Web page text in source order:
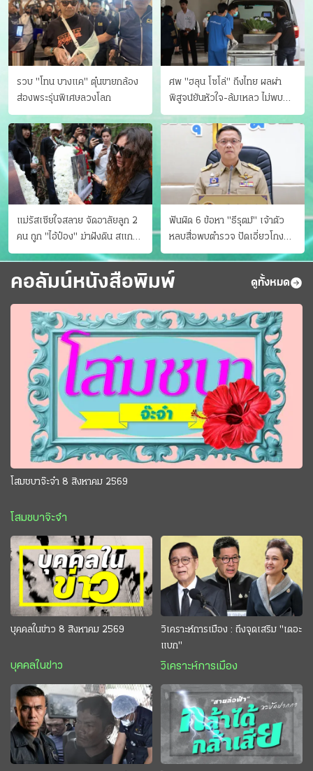
รวบ "โทน บางแค" ตุ๋นขายกล้อง
ส่องพระรุ่นพิเศษลวงโลก
ศพ "ฮลุน โซโล่" ถึงไทย ผลผ่า
พิสูจน์ยันหัวใจ-ล้มเหลว ไม่พบ
บาดแผล
แม่รัสเซียใจสลาย จัดอาลัยลูก 2
คน ถูก "ไอ้ป๋อง" ฆ่าฝังดิน สแกน
ไม่มีศพเพิ่ม
ฟันผิด 6 ข้อหา "ธีรุตม์" เจ้าตัว
หลบสื่อพบตำรวจ ปัดเอี่ยวโกง
สอบท้องถิ่น จ่อบี้รํ่ารวยมากปกติ
คอลัมน์หนังสือพิมพ์ ดูทั้งหมด
โสมชบาจ๊ะจ๋า 8 สิงหาคม 2569
โสมชบาจ๊ะจ๋า
บุคคลในข่าว 8 สิงหาคม 2569
บุคคลในข่าว
วิเคราะห์การเมือง : ถึงจุดเสริม "เดอะ
แบก"
วิเคราะห์การเมือง